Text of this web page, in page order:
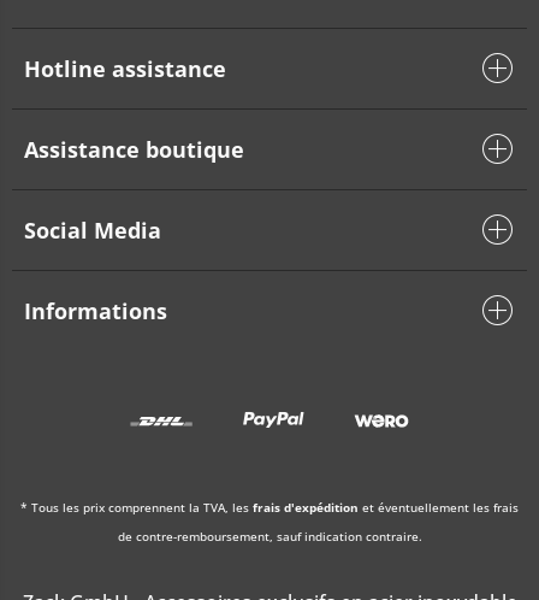
Hotline assistance
Assistance boutique
Social Media
Informations
* Tous les prix comprennent la TVA, les frais d'expédition et éventuellement les frais
de contre-remboursement, sauf indication contraire.